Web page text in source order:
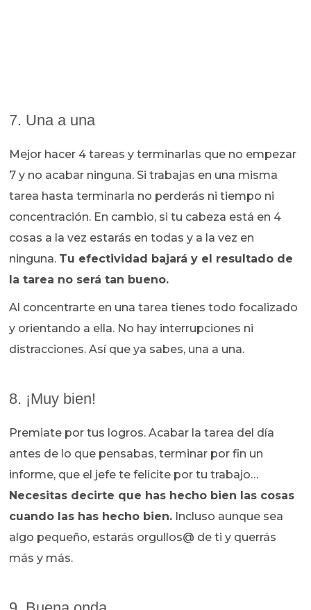
7. Una a una
Mejor hacer 4 tareas y terminarlas que no empezar
7 y no acabar ninguna. Si trabajas en una misma
tarea hasta terminarla no perderás ni tiempo ni
concentración. En cambio, si tu cabeza está en 4
cosas a la vez estarás en todas y a la vez en
ninguna. Tu efectividad bajará y el resultado de
la tarea no será tan bueno.
Al concentrarte en una tarea tienes todo focalizado
y orientando a ella. No hay interrupciones ni
distracciones. Así que ya sabes, una a una.
8. ¡Muy bien!
Premiate por tus logros. Acabar la tarea del día
antes de lo que pensabas, terminar por fin un
informe, que el jefe te felicite por tu trabajo…
Necesitas decirte que has hecho bien las cosas
cuando las has hecho bien. Incluso aunque sea
algo pequeño, estarás orgullos@ de ti y querrás
más y más.